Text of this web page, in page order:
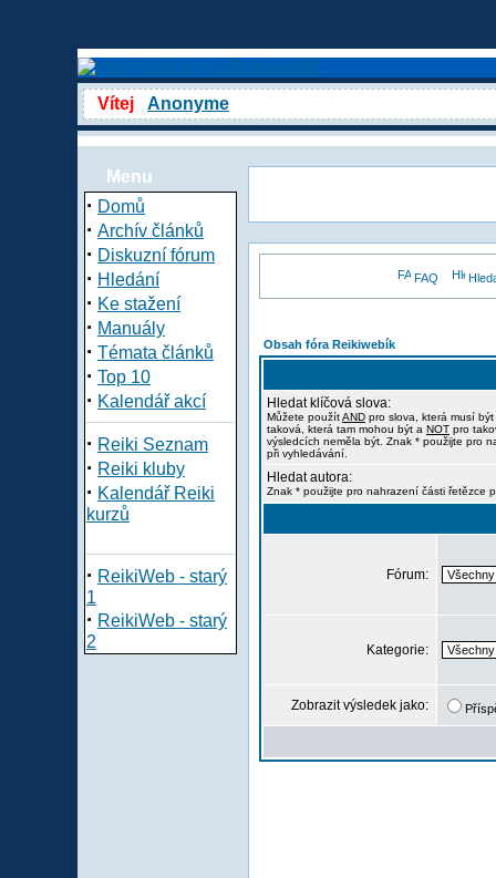
Vítej Anonyme
Menu
· Domů
· Archív článků
· Diskuzní fórum
· Hledání
· Ke stažení
· Manuály
· Témata článků
· Top 10
· Kalendář akcí
· Reiki Seznam
· Reiki kluby
· Kalendář Reiki
kurzů
· ReikiWeb - starý
1
· ReikiWeb - starý
2
FAQ
Obsah fóra Reikiwebík
Hledat klíčová slova:
Můžete použítAND pro slova, která musí
taková, která tam mohou být a NOT pro
výsledcích neměla být. Znak * použijte pro
při vyhledávání.
Hledat autora:
Znak * použijte pro nahrazení části řetězce
Fórum:
Kategorie:
Zobrazit výsledek jako: